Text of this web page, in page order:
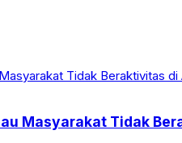
Masyarakat Tidak